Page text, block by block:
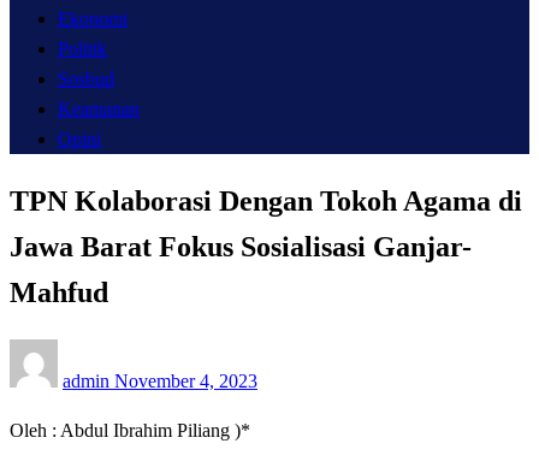
Ekonomi
Politik
Sosbud
Keamanan
Opini
TPN Kolaborasi Dengan Tokoh Agama di
Jawa Barat Fokus Sosialisasi Ganjar-
Mahfud
admin on
November 4, 2023
Oleh : Abdul Ibrahim Piliang )*